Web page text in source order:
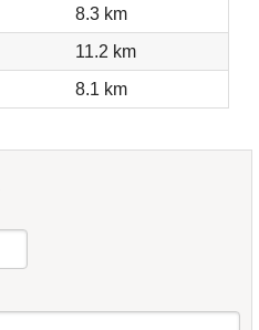
8.3 km
11.2 km
8.1 km